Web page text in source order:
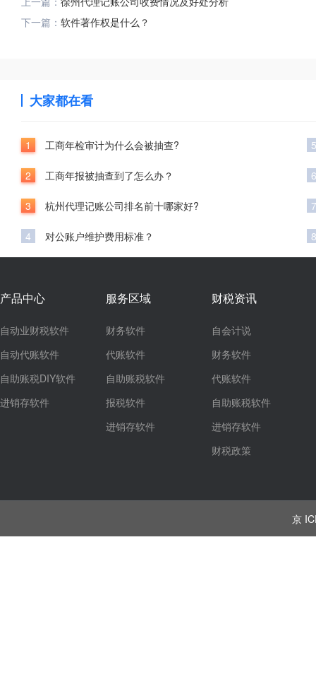
下一篇： 软件著作权是什么？
大家都在看
1 工商年检审计为什么会被抽查?
2 工商年报被抽查到了怎么办？
3 杭州代理记账公司排名前十哪家好?
4 对公账户维护费用标准？
5
6
7
8
产品中心
自动业财税软件
自动代账软件
自助账税DIY软件
进销存软件
服务区域
财务软件
代账软件
自助账税软件
报税软件
进销存软件
财税资讯
自会计说
财务软件
代账软件
自助账税软件
进销存软件
财税政策
京